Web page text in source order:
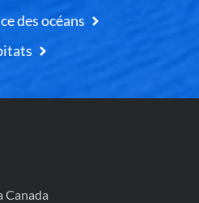
des océans
Canada